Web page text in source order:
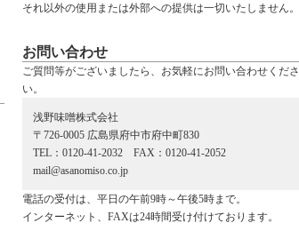
それ以外の使用または外部への提供は一切いたしません。
お問い合わせ
ご質問等がございましたら、お気軽にお問い合わせくださ
い。
浅野味噌株式会社
〒726-0005 広島県府中市府中町830
TEL：0120-41-2032 FAX：0120-41-2052
mail@asanomiso.co.jp
電話の受付は、平日の午前9時～午後5時まで。
インターネット、FAXは24時間受け付けております。